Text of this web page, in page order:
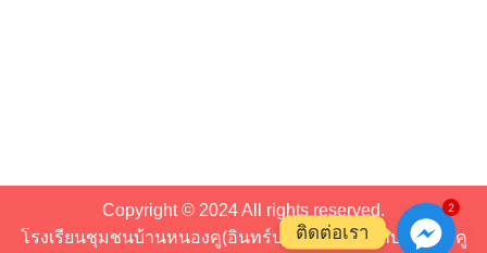
Copyright © 2024 All rights reserved.
โรงเรียนชุมชนบ้านหนองคู(อินทร์ประชาคาร) ตำบลหนองคู
2
ติดต่อเรา